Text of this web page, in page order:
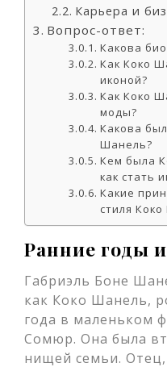
Карьера и
Вопрос-ответ:
Какова
Как Коко
иконой?
Как Коко
моды?
Какова
Шанель?
Кем была
как стать
Какие
стиля
Ранние годы
Габриэль Боне
как Коко Шанель,
года в маленьком
Сомюр. Она была
нищей семьи.